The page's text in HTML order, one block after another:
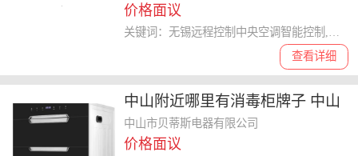
价格面议
查看详细
中山附近哪里有消毒柜牌子 中山
市贝蒂斯电器供应
中山市贝蒂斯电器有限公司
价格面议